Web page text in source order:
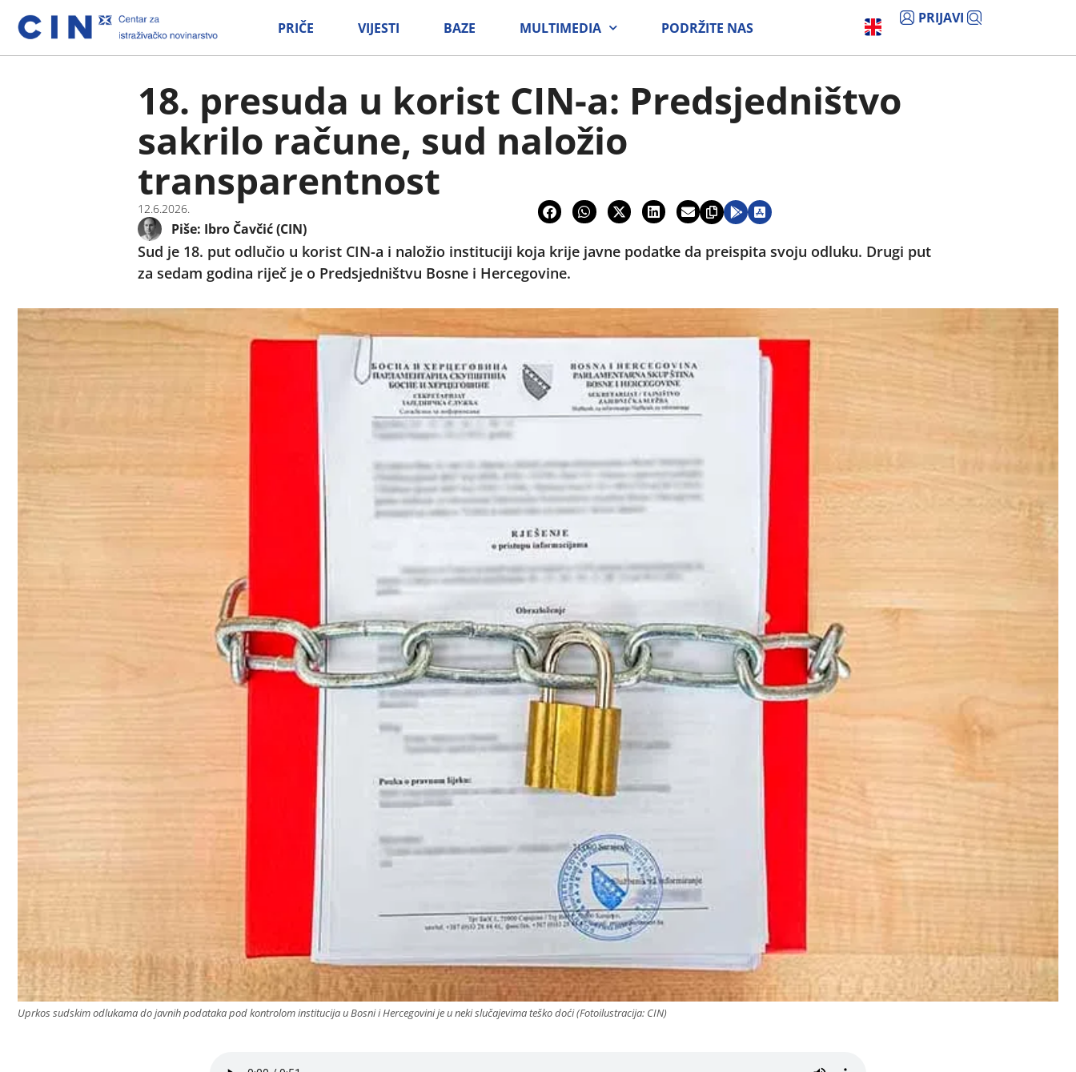
PRIČE VIJESTI BAZE MULTIMEDIA PODRŽITE NAS
PRIJAVI
18. presuda u korist CIN-a: Predsjedništvo
sakrilo račune, sud naložio
transparentnost
12.6.2026.
Piše: Ibro Čavčić (CIN)
Sud je 18. put odlučio u korist CIN-a i naložio instituciji koja krije javne podatke da preispita svoju odluku. Drugi put
za sedam godina riječ je o Predsjedništvu Bosne i Hercegovine.
Uprkos sudskim odlukama do javnih podataka pod kontrolom institucija u Bosni i Hercegovini je u neki slučajevima teško doći (Fotoilustracija: CIN)